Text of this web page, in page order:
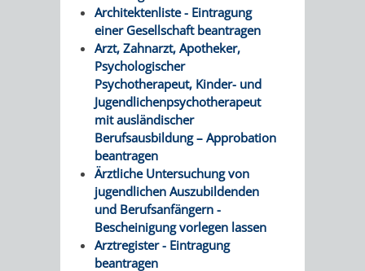
AMTLICHE
BEKANNTMACHUNGEN
ABSTIMMUNGEN
HAUSHALT
Architektenliste - Eintragung
einer Gesellschaft beantragen
Arzt, Zahnarzt, Apotheker,
Psychologischer
Psychotherapeut, Kinder- und
Jugendlichenpsychotherapeut
mit ausländischer
Berufsausbildung – Approbation
beantragen
Ärztliche Untersuchung von
jugendlichen Auszubildenden
und Berufsanfängern -
Bescheinigung vorlegen lassen
Arztregister - Eintragung
beantragen